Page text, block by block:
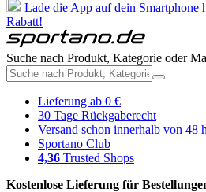
Lade die App auf dein Smartphone
Rabatt!
Suche nach Produkt, Kategorie oder
Lieferung ab 0 €
30 Tage Rückgaberecht
Versand schon innerhalb von 48 h
Sportano Club
4,36 Trusted Shops
Kostenlose Lieferung für